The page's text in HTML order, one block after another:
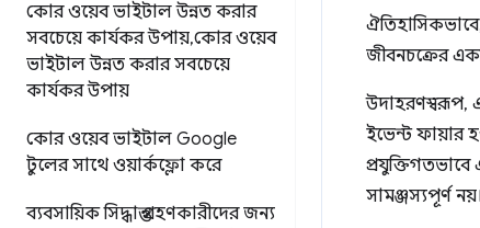
কোর ওয়েব ভাইটাল উন্নত করার
সবচেয়ে কার্যকর উপায়,কোর ওয়েব
ভাইটাল উন্নত করার সবচেয়ে
কার্যকর উপায়
কোর ওয়েব ভাইটাল Google
টুলের সাথে ওয়ার্কফ্লো করে
ব্যবসায়িক সিদ্ধান্ত গ্রহণকারীদের জন্য
জীবনচক্রের
উদাহরণস্বরূপ,
ইভেন্ট ফায়ার
সামঞ্জস্যপূর্ণ